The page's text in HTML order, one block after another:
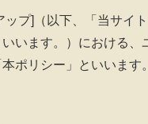
ップ]（以下、「当サイ
います。）における
ポリシー」といいます